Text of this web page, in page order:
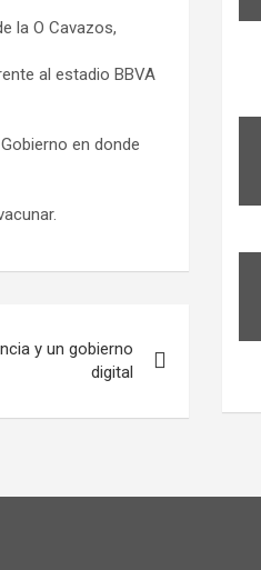
la O Cavazos,
al estadio BBVA
en donde
y un gobierno
digital